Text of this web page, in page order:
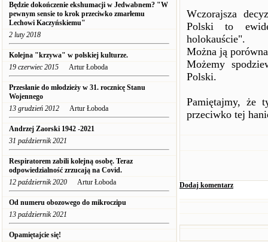
Będzie dokończenie ekshumacji w Jedwabnem? "W
pewnym sensie to krok przeciwko zmarłemu
Lechowi Kaczyńskiemu"
2 luty 2018
Kolejna "krzywa" w polskiej kulturze.
19 czerwiec 2015 Artur Łoboda
Przesłanie do młodzieży w 31. rocznicę Stanu
Wojennego
13 grudzień 2012 Artur Łoboda
Andrzej Zaorski 1942 -2021
31 październik 2021
Respiratorem zabili kolejną osobę. Teraz
odpowiedzialność zrzucają na Covid.
12 październik 2020 Artur Łoboda
Od numeru obozowego do mikroczipu
13 październik 2021
Opamiętajcie się!
Wczorajsza
Polski to
holokauście".
Można ją
Możemy
Polski.
Pamiętajmy, że
przeciwko tej
Dodaj komentarz